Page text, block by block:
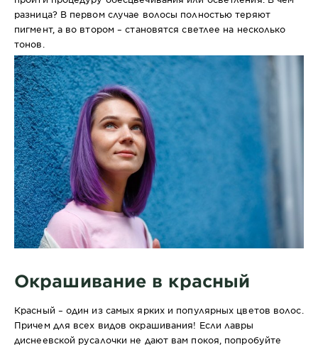
разница? В первом случае волосы полностью теряют
пигмент, а во втором – становятся светлее на несколько
тонов.
Окрашивание в красный
Красный – один из самых ярких и популярных цветов волос.
Причем для всех видов окрашивания! Если лавры
диснеевской русалочки не дают вам покоя, попробуйте